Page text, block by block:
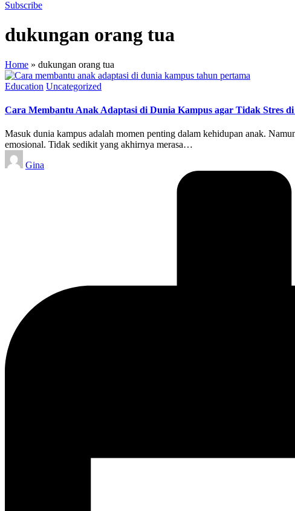
Subscribe
dukungan orang tua
Home » dukungan orang tua
Posted
Education Uncategorized
Cara Membantu Anak Adaptasi di Dunia Kampus agar Tidak Stres
Masuk dunia kampus adalah momen penting dalam kehidupan anak.
emosional. Tidak sedikit yang akhirnya merasa…
Posted
by
Gina